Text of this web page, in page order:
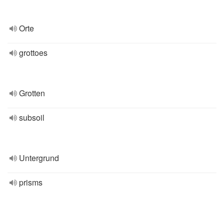
Orte
grottoes
Grotten
subsoil
Untergrund
prisms